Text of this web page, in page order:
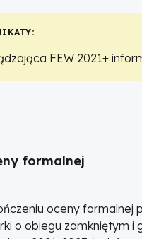
FEW 2021+
usług publicznych,
2012/21/UE
umowy o świadczenie
Decyzji Komisji 2025/
formalnej
oceny formalnej
o obiegu zamkniętym i